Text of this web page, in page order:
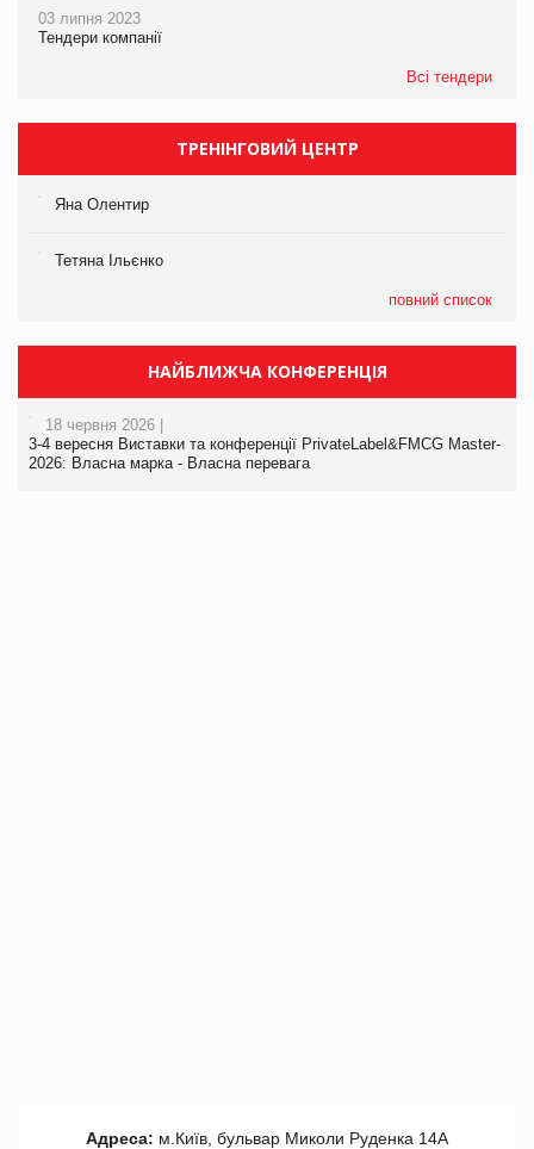
03 липня 2023
Тендери компанії
Всі тендери
ТРЕНІНГОВИЙ ЦЕНТР
Яна Олентир
Тетяна Ільєнко
повний список
НАЙБЛИЖЧА КОНФЕРЕНЦІЯ
18 червня 2026 |
3-4 вересня Виставки та конференції PrivateLabel&FMCG Master-
2026: Власна марка - Власна перевага
Адреса: м.Київ, бульвар Миколи Руденка 14А